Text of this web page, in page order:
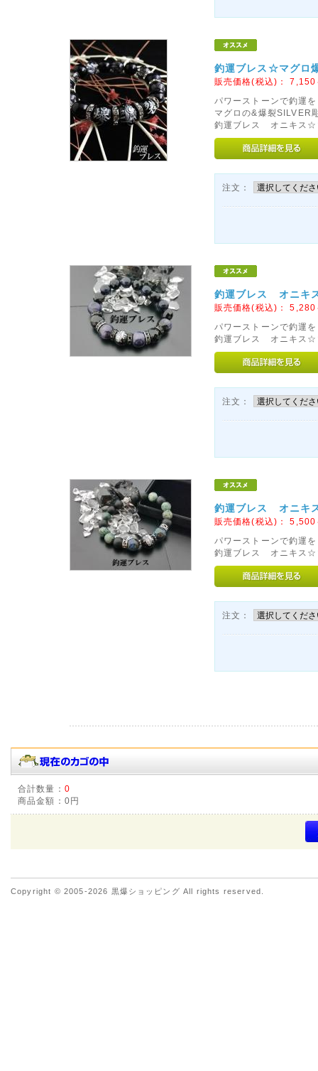
釣運ブレス☆マグロ
販売価格(税込)：7,150
パワーストーンで釣運
マグロの&爆裂SILVER
釣運ブレス オニキス☆
注文：
釣運ブレス オニキ
販売価格(税込)：5,280
パワーストーンで釣運
釣運ブレス オニキス☆
注文：
釣運ブレス オニキ
販売価格(税込)：5,500
パワーストーンで釣運
釣運ブレス オニキス☆
注文：
合計数量： 0
商品金額： 0円
Copyright © 2005-2026 黒爆ショッピング All rights reserved.